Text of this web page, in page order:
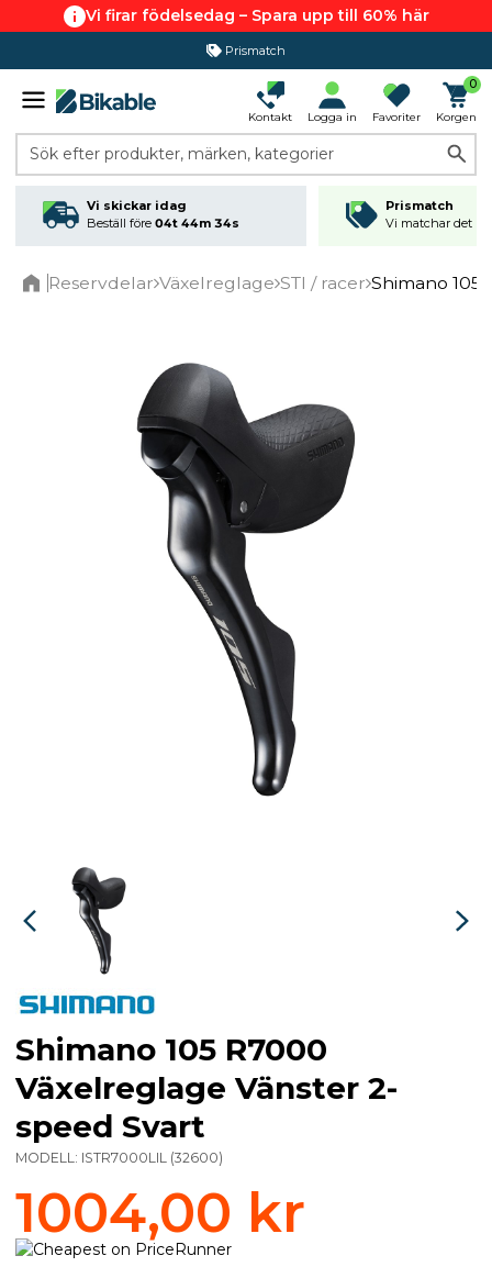
Vi firar födelsedag – Spara upp till 60% här
Prismatch
Kontakt Logga in Favoriter
0
Korgen
Sök efter produkter, märken, kategorier
Vi skickar idag
Beställ före 04t 44m 34s
Prismatch
Vi matchar det
Reservdelar Växelreglage STI / racer Shimano 105
Shimano 105 R7000
Växelreglage Vänster 2-
speed Svart
MODELL: ISTR7000LIL (32600)
1004,00 kr